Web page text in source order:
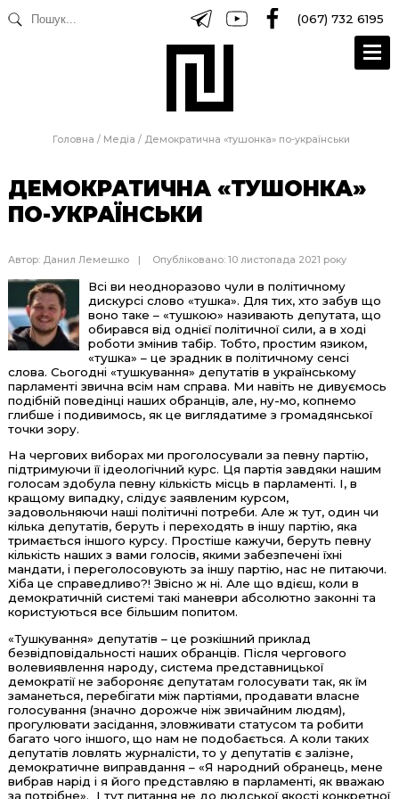
(067) 732 6195
Головна / Медіа / Демократична «тушонка» по-українськи
ДЕМОКРАТИЧНА «ТУШОНКА»
ПО-УКРАЇНСЬКИ
Автор: Данил Лемешко Опубліковано: 10 листопада 2021 року
Всі ви неодноразово чули в політичному
дискурсі слово «тушка». Для тих, хто забув що
воно таке – «тушкою» називають депутата, що
обирався від однієї політичної сили, а в ході
роботи змінив табір. Тобто, простим язиком,
«тушка» – це зрадник в політичному сенсі
слова. Сьогодні «тушкування» депутатів в українському
парламенті звична всім нам справа. Ми навіть не дивуємось
подібній поведінці наших обранців, але, ну-мо, копнемо
глибше і подивимось, як це виглядатиме з громадянської
точки зору.
На чергових виборах ми проголосували за певну партію,
підтримуючи її ідеологічний курс. Ця партія завдяки нашим
голосам здобула певну кількість місць в парламенті. І, в
кращому випадку, слідує заявленим курсом,
задовольняючи наші політичні потреби. Але ж тут, один чи
кілька депутатів, беруть і переходять в іншу партію, яка
тримається іншого курсу. Простіше кажучи, беруть певну
кількість наших з вами голосів, якими забезпечені їхні
мандати, і переголосовують за іншу партію, нас не питаючи.
Хіба це справедливо?! Звісно ж ні. Але що вдієш, коли в
демократичній системі такі маневри абсолютно законні та
користуються все більшим попитом.
«Тушкування» депутатів – це розкішний приклад
безвідповідальності наших обранців. Після чергового
волевиявлення народу, система представницької
демократії не забороняє депутатам голосувати так, як їм
заманеться, перебігати між партіями, продавати власне
голосування (значно дорожче ніж звичайним людям),
прогулювати засідання, зловживати статусом та робити
багато чого іншого, що нам не подобається. А коли таких
депутатів ловлять журналісти, то у депутатів є залізне,
демократичне виправдання – «Я народний обранець, мене
вибрав нарід і я його представляю в парламенті, як вважаю
за потрібне». І тут питання не до людської якості конкретної